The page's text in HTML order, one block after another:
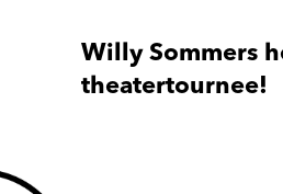
Willy Sommers
theatertournee!